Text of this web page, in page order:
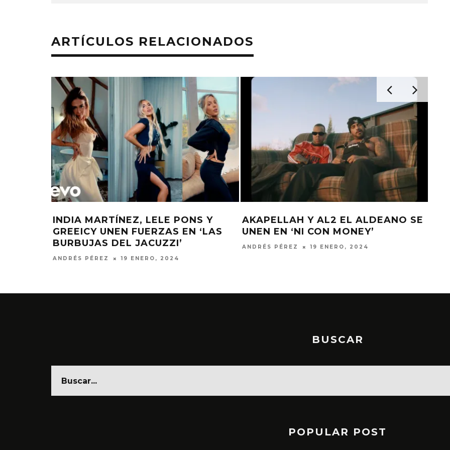
ARTÍCULOS RELACIONADOS
INDIA MARTÍNEZ, LELE PONS Y
GREEICY UNEN FUERZAS EN ‘LAS
BURBUJAS DEL JACUZZI’
ANDRÉS PÉREZ 19 ENERO, 2024
AKAPELLAH Y AL2 EL ALDEANO SE
UNEN EN ‘NI CON MONEY’
ANDRÉS PÉREZ 19 ENERO, 2024
BUSCAR
POPULAR POST